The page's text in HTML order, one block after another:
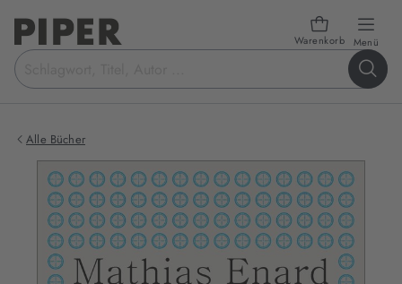
Warenkorb Menü
Suchbegriff
eingeben
Alle Bücher
Produktbilder
zum
Buch